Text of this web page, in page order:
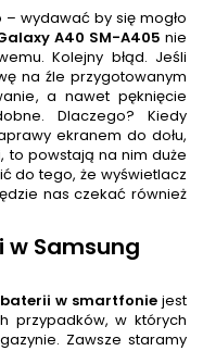
– wydawać by się mogło
A40 SM-A405 nie
Kolejny błąd. Jeśli
na źle przygotowanym
a nawet pęknięcie
Dlaczego? Kiedy
ekranem do dołu,
to powstają na nim duże
do tego, że wyświetlacz
nas czekać również
w Samsung
w smartfonie jest
przypadków, w których
Zawsze staramy